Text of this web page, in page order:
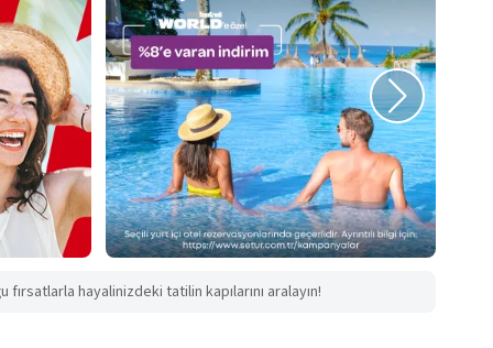
hayalinizdeki tatilin kapılarını aralayın!